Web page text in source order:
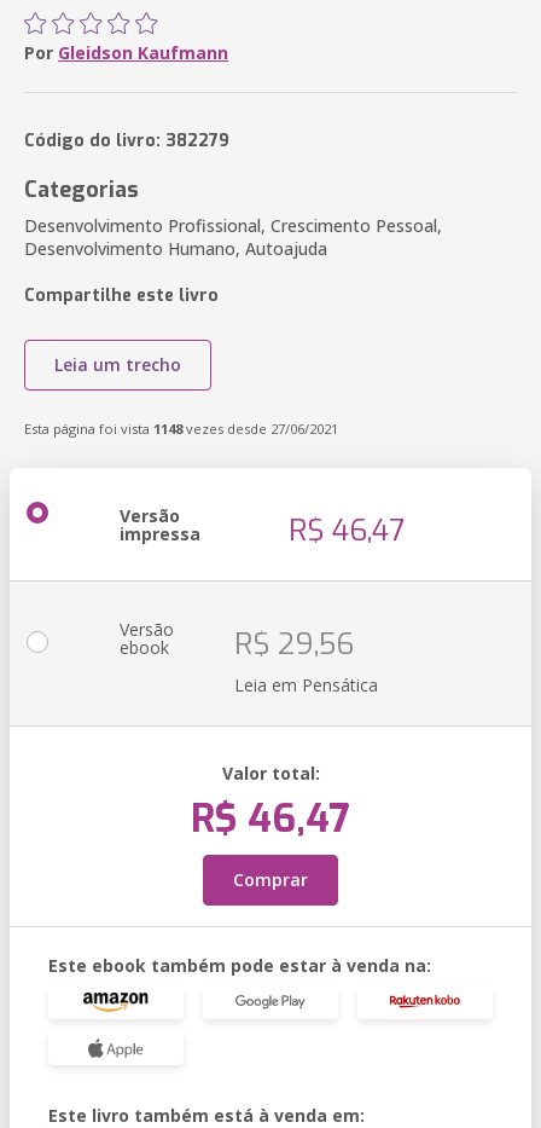
Por Gleidson Kaufmann
Código do livro: 382279
Categorias
Desenvolvimento Profissional, Crescimento Pessoal,
Desenvolvimento Humano, Autoajuda
Compartilhe este livro
Leia um trecho
Esta página foi vista 1148vezes desde 27/06/2021
Versão
impressa R$ 46,47
Versão
ebook R$ 29,56
Leia em Pensática
Valor total:
R$ 46,47
Comprar
Este ebook também pode estar à venda na:
Este livro também está à venda em: